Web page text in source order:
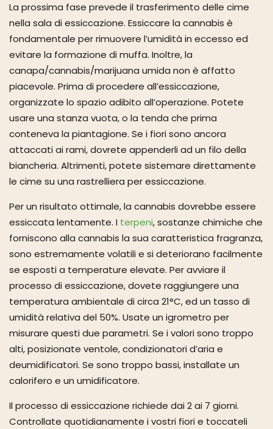
La prossima fase prevede il trasferimento delle cime
nella sala di essiccazione. Essiccare la cannabis è
fondamentale per rimuovere l’umidità in eccesso ed
evitare la formazione di muffa. Inoltre, la
canapa/cannabis/marijuana umida non è affatto
piacevole. Prima di procedere all’essiccazione,
organizzate lo spazio adibito all’operazione. Potete
usare una stanza vuota, o la tenda che prima
conteneva la piantagione. Se i fiori sono ancora
attaccati ai rami, dovrete appenderli ad un filo della
biancheria. Altrimenti, potete sistemare direttamente
le cime su una rastrelliera per essiccazione.
Per un risultato ottimale, la cannabis dovrebbe essere
essiccata lentamente. I terpeni, sostanze chimiche che
forniscono alla cannabis la sua caratteristica fragranza,
sono estremamente volatili e si deteriorano facilmente
se esposti a temperature elevate. Per avviare il
processo di essiccazione, dovete raggiungere una
temperatura ambientale di circa 21°C, ed un tasso di
umidità relativa del 50%. Usate un igrometro per
misurare questi due parametri. Se i valori sono troppo
alti, posizionate ventole, condizionatori d’aria e
deumidificatori. Se sono troppo bassi, installate un
calorifero e un umidificatore.
Il processo di essiccazione richiede dai 2 ai 7 giorni.
Controllate quotidianamente i vostri fiori e toccateli